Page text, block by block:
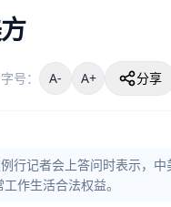
字号： A- A+ 分享
行记者会上答问时表示，中
作生活合法权益。